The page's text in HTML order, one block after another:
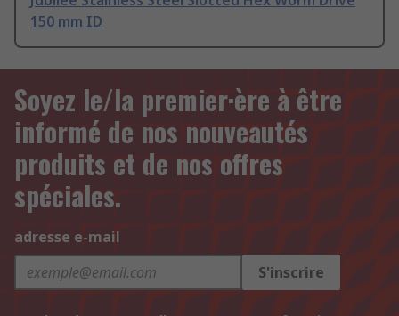
150 mm ID
Soyez le/la premier·ère à être
informé de nos nouveautés
produits et de nos offres
spéciales.
adresse e-mail
S'inscrire